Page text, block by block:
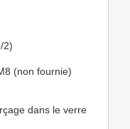
2)
(non fournie)
dans le verre